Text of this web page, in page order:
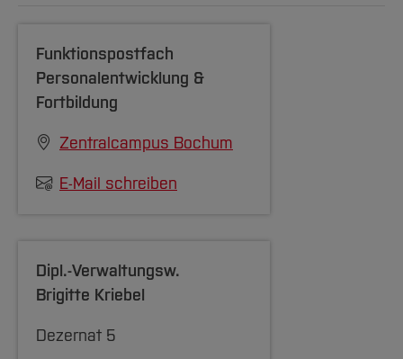
Funktionspostfach
Personalentwicklung &
Fortbildung
Zentralcampus Bochum
E-Mail schreiben
Dipl.-Verwaltungsw.
Brigitte Kriebel
Dezernat 5